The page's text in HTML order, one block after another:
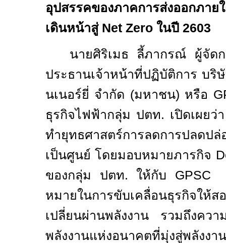
อุปสรรคของภาคการส่งออกภา
เดินหน้าสู่ Net Zero ในปี 2603
นายศิริเมธ ลี้ภากรณ์ ผู้จัด
ประธานเจ้าหน้าที่ปฏิบัติการ บริ
นเนอร์ยี่ จำกัด (มหาชน) หรือ
ธุรกิจไฟฟ้ากลุ่ม ปตท. เปิดเผยว่
ทำยุทธศาสตร์การลดการปลดปล่
เป็นศูนย์ โดยมอบหมายภารกิจ
ของกลุ่ม ปตท. ให้กับ GPSC
หมายในการขับเคลื่อนธุรกิจให้ส
เปลี่ยนผ่านพลังงาน รวมถึงควา
พลังงานแห่งอนาคตที่มุ่งสู่พลังงา